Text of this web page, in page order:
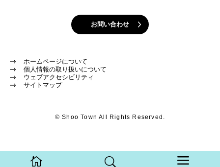
お問い合わせ
ホームページについて
個人情報の取り扱いについて
ウェブアクセシビリティ
サイトマップ
© Shoo Town All Rights Reserved.